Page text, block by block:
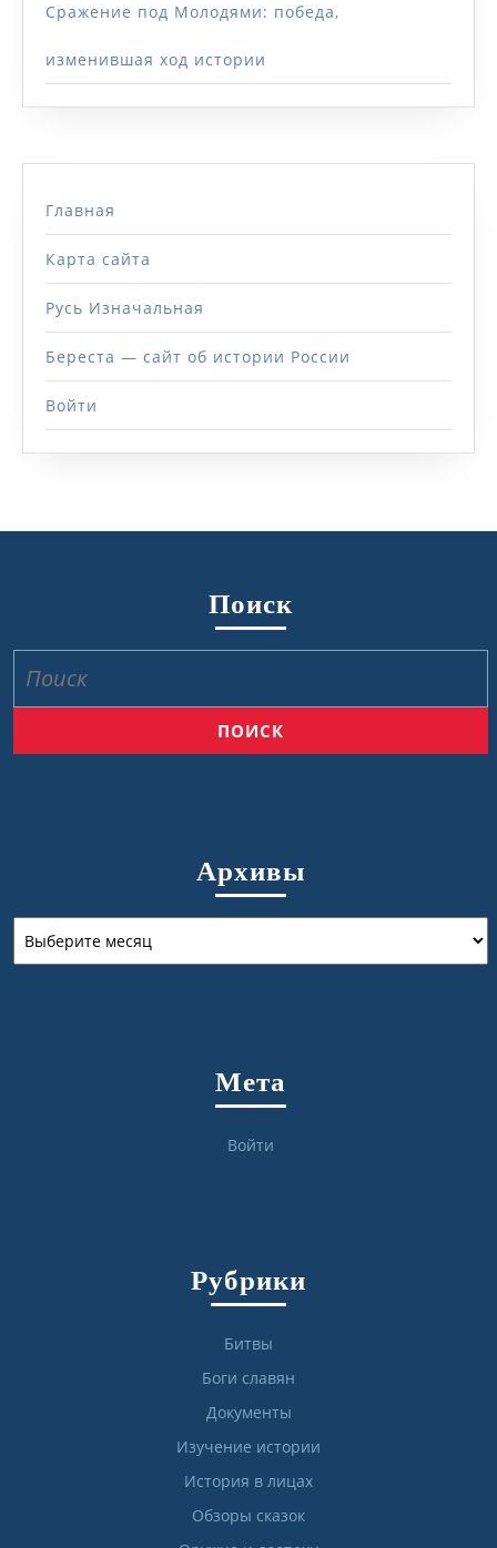
Сражение под Молодями: победа,
изменившая ход истории
Главная
Карта сайта
Русь Изначальная
Береста — сайт об истории России
Войти
Поиск
Архивы
Мета
Войти
Рубрики
Битвы
Боги славян
Документы
Изучение истории
История в лицах
Обзоры сказок